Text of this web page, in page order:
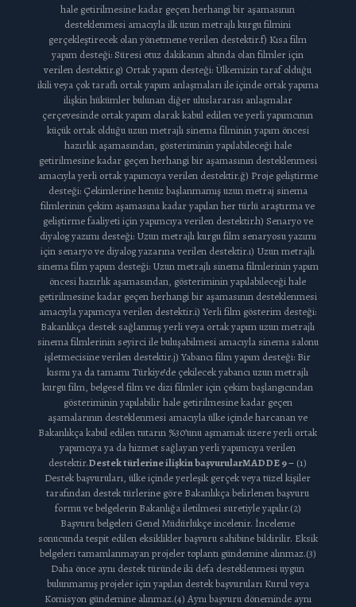
hale getirilmesine kadar geçen herhangi bir aşamasının
desteklenmesi amacıyla ilk uzun metrajlı kurgu filmini
gerçekleştirecek olan yönetmene verilen destektir.f) Kısa film
yapım desteği: Süresi otuz dakikanın altında olan filmler için
verilen destektir.g) Ortak yapım desteği: Ülkemizin taraf olduğu
ikili veya çok taraflı ortak yapım anlaşmaları ile içinde ortak yapıma
ilişkin hükümler bulunan diğer uluslararası anlaşmalar
çerçevesinde ortak yapım olarak kabul edilen ve yerli yapımcının
küçük ortak olduğu uzun metrajlı sinema filminin yapım öncesi
hazırlık aşamasından, gösteriminin yapılabileceği hale
getirilmesine kadar geçen herhangi bir aşamasının desteklenmesi
amacıyla yerli ortak yapımcıya verilen destektir.ğ) Proje geliştirme
desteği: Çekimlerine henüz başlanmamış uzun metraj sinema
filmlerinin çekim aşamasına kadar yapılan her türlü araştırma ve
geliştirme faaliyeti için yapımcıya verilen destektir.h) Senaryo ve
diyalog yazımı desteği: Uzun metrajlı kurgu film senaryosu yazımı
için senaryo ve diyalog yazarına verilen destektir.ı) Uzun metrajlı
sinema film yapım desteği: Uzun metrajlı sinema filmlerinin yapım
öncesi hazırlık aşamasından, gösteriminin yapılabileceği hale
getirilmesine kadar geçen herhangi bir aşamasının desteklenmesi
amacıyla yapımcıya verilen destektir.i) Yerli film gösterim desteği:
Bakanlıkça destek sağlanmış yerli veya ortak yapım uzun metrajlı
sinema filmlerinin seyirci ile buluşabilmesi amacıyla sinema salonu
işletmecisine verilen destektir.j) Yabancı film yapım desteği: Bir
kısmı ya da tamamı Türkiye’de çekilecek yabancı uzun metrajlı
kurgu film, belgesel film ve dizi filmler için çekim başlangıcından
gösteriminin yapılabilir hale getirilmesine kadar geçen
aşamalarının desteklenmesi amacıyla ülke içinde harcanan ve
Bakanlıkça kabul edilen tutarın %30’unu aşmamak üzere yerli ortak
yapımcıya ya da hizmet sağlayan yerli yapımcıya verilen
destektir.Destek türlerine ilişkin başvurularMADDE 9 – (1)
Destek başvuruları, ülke içinde yerleşik gerçek veya tüzel kişiler
tarafından destek türlerine göre Bakanlıkça belirlenen başvuru
formu ve belgelerin Bakanlığa iletilmesi suretiyle yapılır.(2)
Başvuru belgeleri Genel Müdürlükçe incelenir. İnceleme
sonucunda tespit edilen eksiklikler başvuru sahibine bildirilir. Eksik
belgeleri tamamlanmayan projeler toplantı gündemine alınmaz.(3)
Daha önce aynı destek türünde iki defa desteklenmesi uygun
bulunmamış projeler için yapılan destek başvuruları Kurul veya
Komisyon gündemine alınmaz.(4) Aynı başvuru döneminde aynı